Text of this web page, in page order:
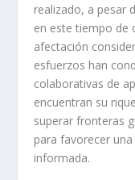
realizado, a pesar
en este tiempo de
afectación
esfuerzos han
colaborativas de
encuentran su
superar fronteras
para favorecer
informada.